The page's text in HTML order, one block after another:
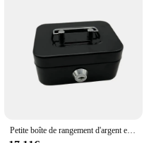
Petite boîte de rangement d'argent en métal avec couvercle verrouillable, serrure à clé, évaluation d'argent pour enfants, jouets avec poignée, 4.5 po x 3.35 po, 1PC